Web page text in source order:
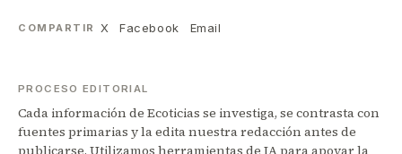
COMPARTIR X Facebook Email
PROCESO EDITORIAL
Cada información de Ecoticias se investiga, se contrasta con
fuentes primarias y la edita nuestra redacción antes de